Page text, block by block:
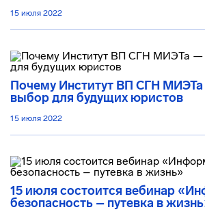
15 июля 2022
Почему Институт ВП СГН
выбор для будущих юристов
15 июля 2022
15 июля состоится вебинар
безопасность – путевка в